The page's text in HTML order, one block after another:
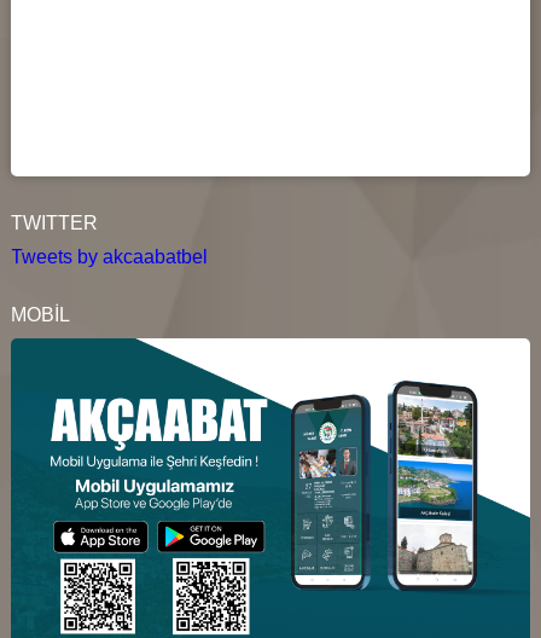
TWITTER
Tweets by akcaabatbel
MOBİL